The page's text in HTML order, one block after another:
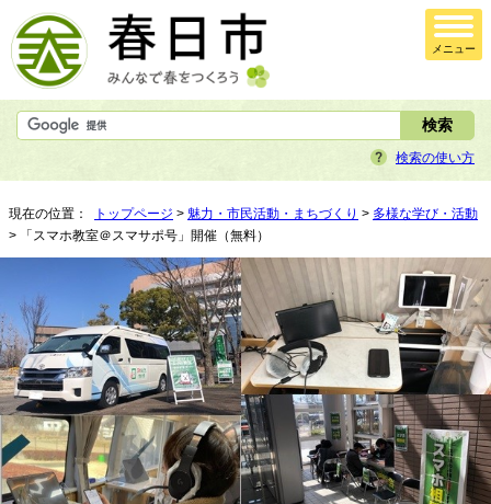
メニュー
検索の使い方
現在の位置： トップページ > 魅力・市民活動・まちづくり > 多様な学び・活動
> 「スマホ教室＠スマサポ号」開催（無料）